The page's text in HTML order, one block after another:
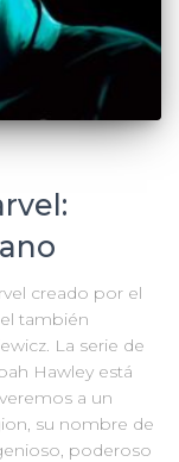
creado por el
también
La serie de
Hawley está
a un
su nombre de
poderoso